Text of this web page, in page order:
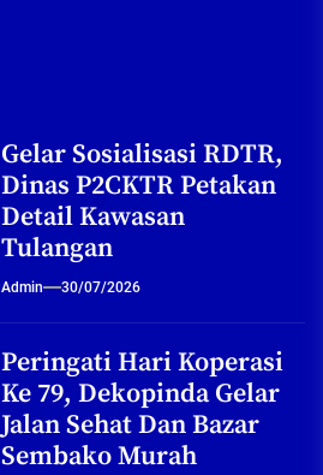
Gelar Sosialisasi RDTR,
Dinas P2CKTR Petakan
Detail Kawasan
Tulangan
Admin 30/07/2026
Peringati Hari Koperasi
Ke 79, Dekopinda Gelar
Jalan Sehat Dan Bazar
Sembako Murah